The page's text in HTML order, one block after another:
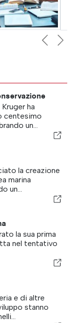
Previous
Next
ha
centesimo
un...
la creazione
marina
un...
la sua prima
nel tentativo
e di altre
stanno